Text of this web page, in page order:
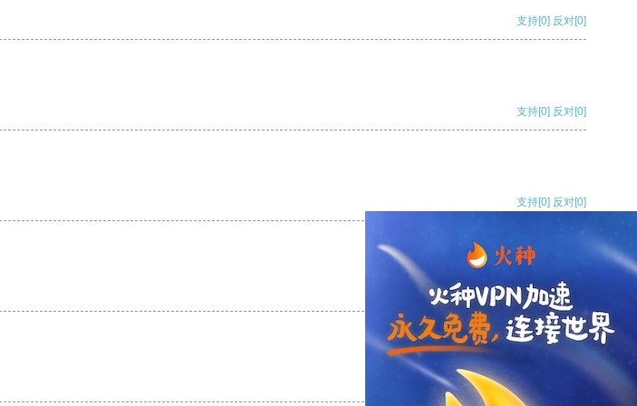
支持[0] 反对[0]
支持[0] 反对[0]
支持[0] 反对[0]
支持[0] 反对
支持